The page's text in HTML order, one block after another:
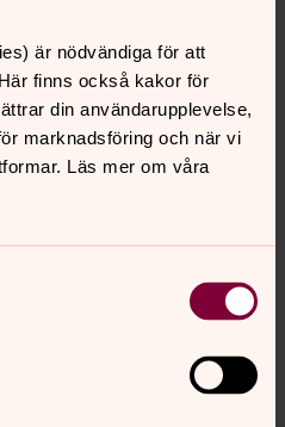
är nödvändiga för att
finns också kakor för
din användarupplevelse,
marknadsföring och när vi
Läs mer om våra
på sidans